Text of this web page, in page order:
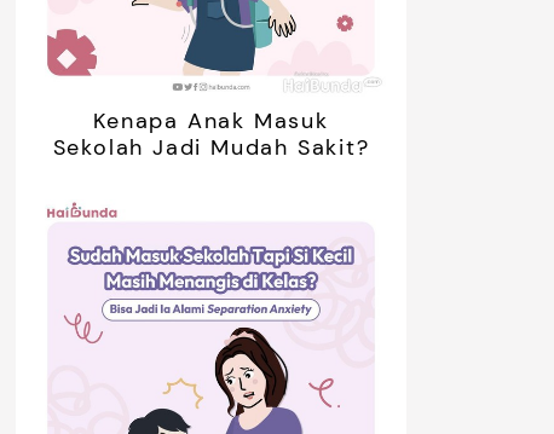
Anak Bosan Saat Libur? Coba 7
Mainan Tanpa Gadget Ini!
Kenapa Anak Masuk
Sekolah Jadi Mudah Sakit?